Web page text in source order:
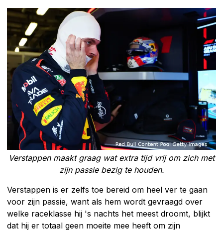
Verstappen maakt graag wat extra tijd vrij om zich met
zijn passie bezig te houden.
Verstappen is er zelfs toe bereid om heel ver te gaan
voor zijn passie, want als hem wordt gevraagd over
welke raceklasse hij 's nachts het meest droomt, blijkt
dat hij er totaal geen moeite mee heeft om zijn